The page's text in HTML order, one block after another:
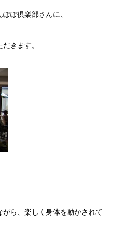
ぽ倶楽部さんに、
きます。
がら、楽しく身体を動かされて